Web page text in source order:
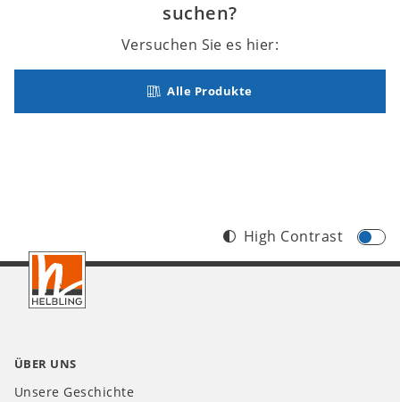
suchen?
Versuchen Sie es hier:
Alle Produkte
Footer
CH
High Contrast
ÜBER UNS
Unsere Geschichte